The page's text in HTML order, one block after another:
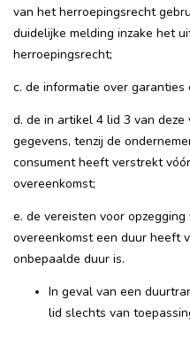
van het herroepingsrecht
duidelijke melding inzake het
herroepingsrecht;
c. de informatie over
d. de in artikel 4 lid 3 van
gegevens, tenzij de
consument heeft verstrekt
overeenkomst;
e. de vereisten voor
overeenkomst een duur heeft
onbepaalde duur is.
In geval van een
lid slechts van